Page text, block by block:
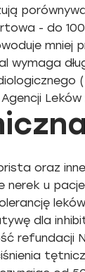
- do
mniej
Leków
oraz
nerek u
dla
refundacji